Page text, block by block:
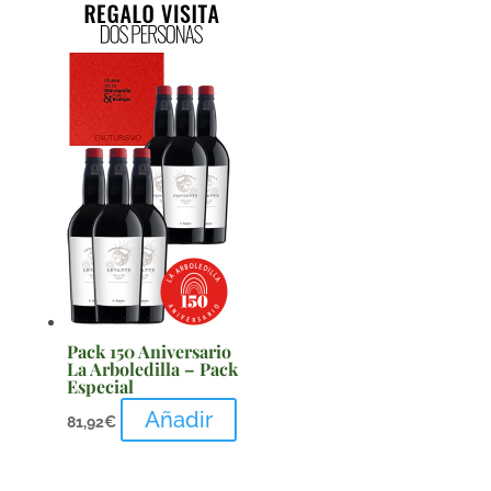
Pack 150 Aniversario
La Arboledilla – Pack
Especial
81,92€ Añadir